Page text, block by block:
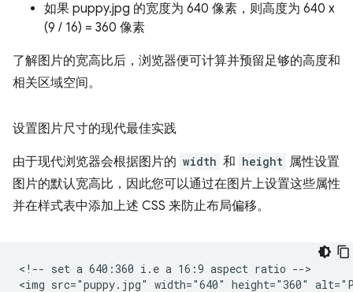
如果 puppy.jpg 的宽度为 640 像素，则高度为 640 x
(9 / 16) = 360 像素
了解图片的宽高比后，浏览器便可计算并预留足够的高度和
相关区域空间。
设置图片尺寸的现代最佳实践
由于现代浏览器会根据图片的 width 和 height 属性设置
图片的默认宽高比，因此您可以通过在图片上设置这些属性
并在样式表中添加上述 CSS 来防止布局偏移。
<!-- set a 640:360 i.e a 16:9 aspect ratio -->